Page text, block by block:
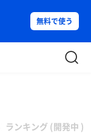
無料で使う
ランキング (開発中 )